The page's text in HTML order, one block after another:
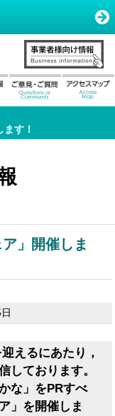
す！
」開催しま
えるにあたり，
しております。
な」をPRすべ
」を開催しま